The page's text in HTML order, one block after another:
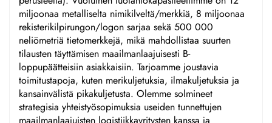
miljoonaa metalliselta nimikilveltä/merkkiä, 8 miljoonaa
rekisterikilpirungon/logon sarjaa sekä 500 000
neliömetriä tietomerkkejä, mikä mahdollistaa suurten
tilausten täyttämisen maailmanlaajuisesti B-
loppupäätteisiin asiakkaisiin. Tarjoamme joustavia
toimitustapoja, kuten merikuljetuksia, ilmakuljetuksia ja
kansainvälistä pikakuljetusta. Olemme solmineet
strategisia yhteistyösopimuksia useiden tunnettujen
maailmanlaajuisten logistiikkayritysten kanssa ja